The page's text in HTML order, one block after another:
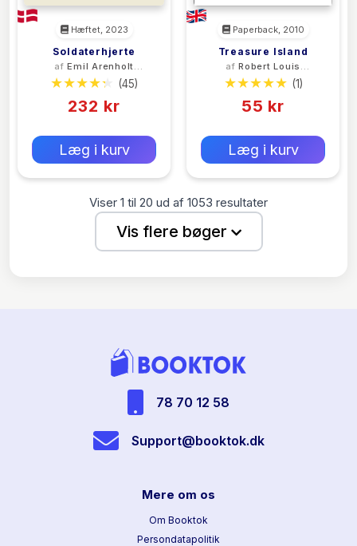
Hæftet, 2023
Soldaterhjerte
afEmil Arenholt
Mosekjær (45)
232 kr
Læg i kurv
Paperback, 2010
Treasure Island
afRobert Louis
Stevenson (1)
55 kr
Læg i kurv
Viser 1 til 20 ud af 1053 resultater
Vis flere bøger
78 70 12 58
Support@booktok.dk
Mere om os
Om Booktok
Persondatapolitik